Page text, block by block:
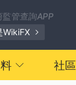
監管查詢APP
WikiFX
社區